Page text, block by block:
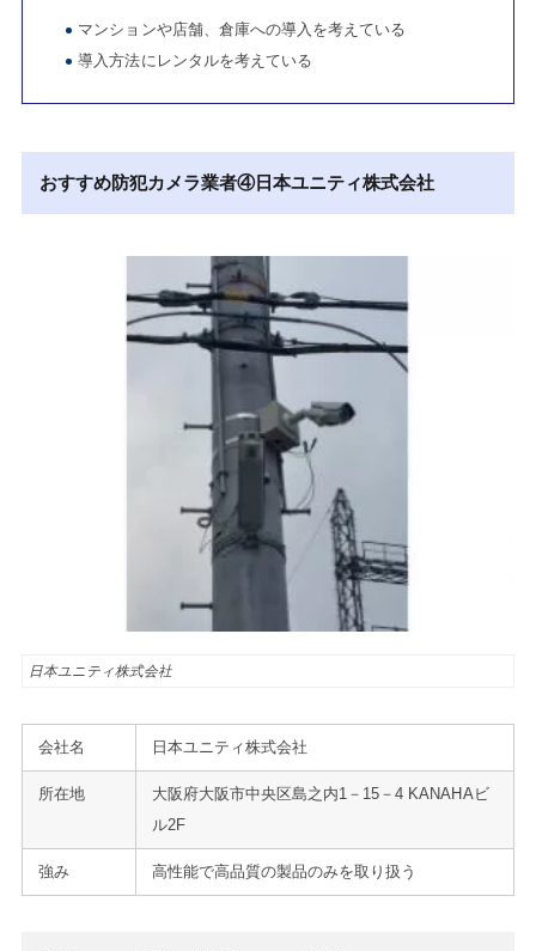
マンションや店舗、倉庫への導入を考えている
導入方法にレンタルを考えている
おすすめ防犯カメラ業者④日本ユニティ株式会社
日本ユニティ株式会社
会社名 日本ユニティ株式会社
所在地
大阪府大阪市中央区島之内1－15－4 KANAHAビ
ル2F
強み 高性能で高品質の製品のみを取り扱う